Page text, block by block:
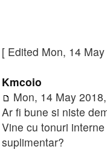
[ Edited Mon, 14
Kmcoio
Mon, 14 May
Ar fi bune si niste
Vine cu tonuri
suplimentar?